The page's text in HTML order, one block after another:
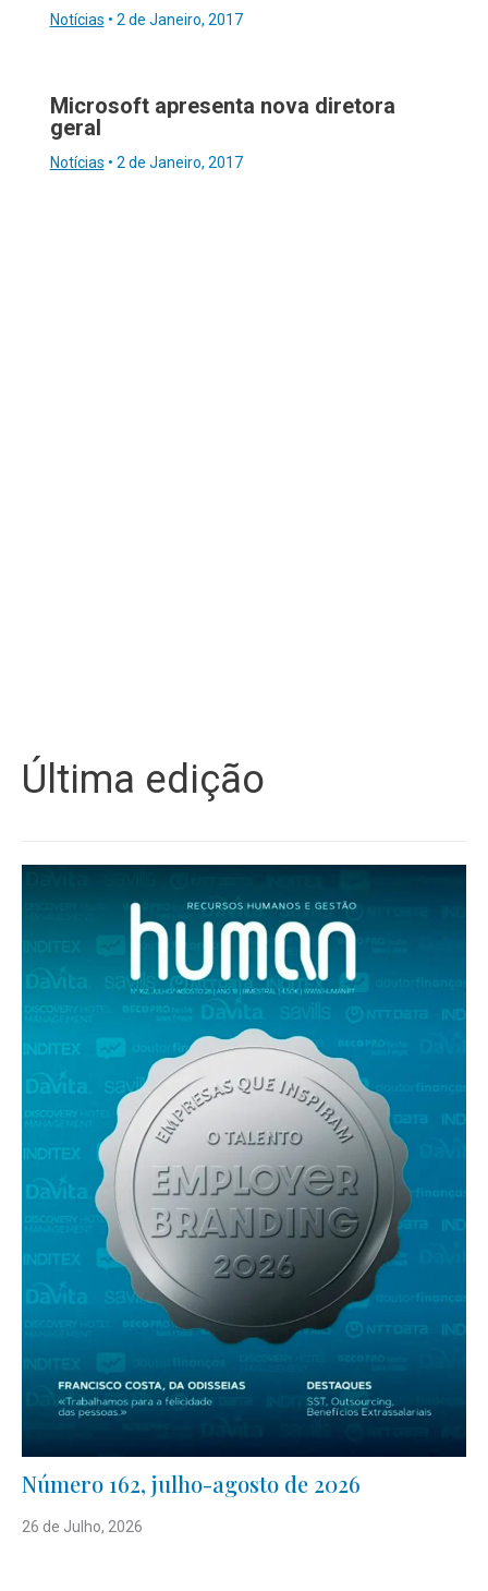
Notícias • 2 de Janeiro, 2017
Microsoft apresenta nova diretora
geral
Notícias • 2 de Janeiro, 2017
Última edição
Número 162, julho-agosto de 2026
26 de Julho, 2026